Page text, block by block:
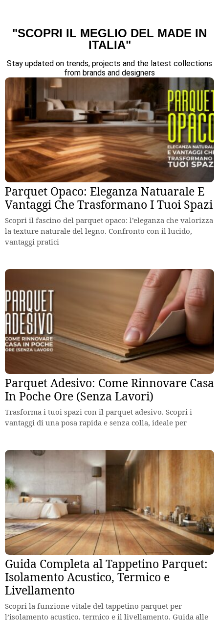
"SCOPRI IL MEGLIO DEL MADE IN
ITALIA"
Stay updated on trends, projects and the latest collections
from brands and designers
Parquet Opaco: Eleganza Natuarale E
Vantaggi Che Trasformano I Tuoi Spazi
Scopri il fascino del parquet opaco: l’eleganza che valorizza
la texture naturale del legno. Confronto con il lucido,
vantaggi pratici
Parquet Adesivo: Come Rinnovare Casa
In Poche Ore (Senza Lavori)
Trasforma i tuoi spazi con il parquet adesivo. Scopri i
vantaggi di una posa rapida e senza colla, ideale per
Guida Completa al Tappetino Parquet:
Isolamento Acustico, Termico e
Livellamento
Scopri la funzione vitale del tappetino parquet per
l’isolamento acustico, termico e il livellamento. Guida alle